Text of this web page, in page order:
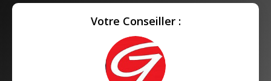
Votre Conseiller :